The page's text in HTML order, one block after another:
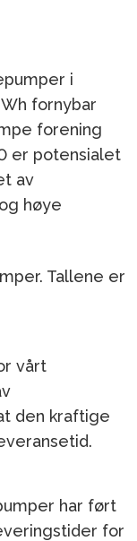
i
fornybar
forening
er potensialet
av
høye
Tallene er
vårt
den kraftige
har ført
for